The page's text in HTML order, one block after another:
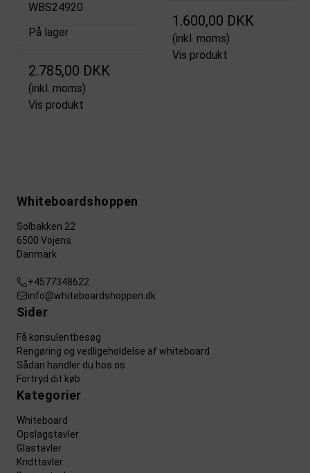
WBS24920
På lager
2.785,00 DKK
(inkl. moms)
Vis produkt
1.600,00 DKK
(inkl. moms)
Vis produkt
Whiteboardshoppen
Solbakken 22
6500 Vojens
Danmark
+4577348622
info@whiteboardshoppen.dk
Sider
Få konsulentbesøg
Rengøring og vedligeholdelse af whiteboard
Sådan handler du hos os
Fortryd dit køb
Kategorier
Whiteboard
Opslagstavler
Glastavler
Kridttavler